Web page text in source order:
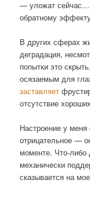
— уложат сейчас…
обратному
В других сферах
деградация,
попытки это
осязаемым для
заставляет
отсутствие
Настроение у
отрицательное —
моменте. Что-
механически
сказывается на